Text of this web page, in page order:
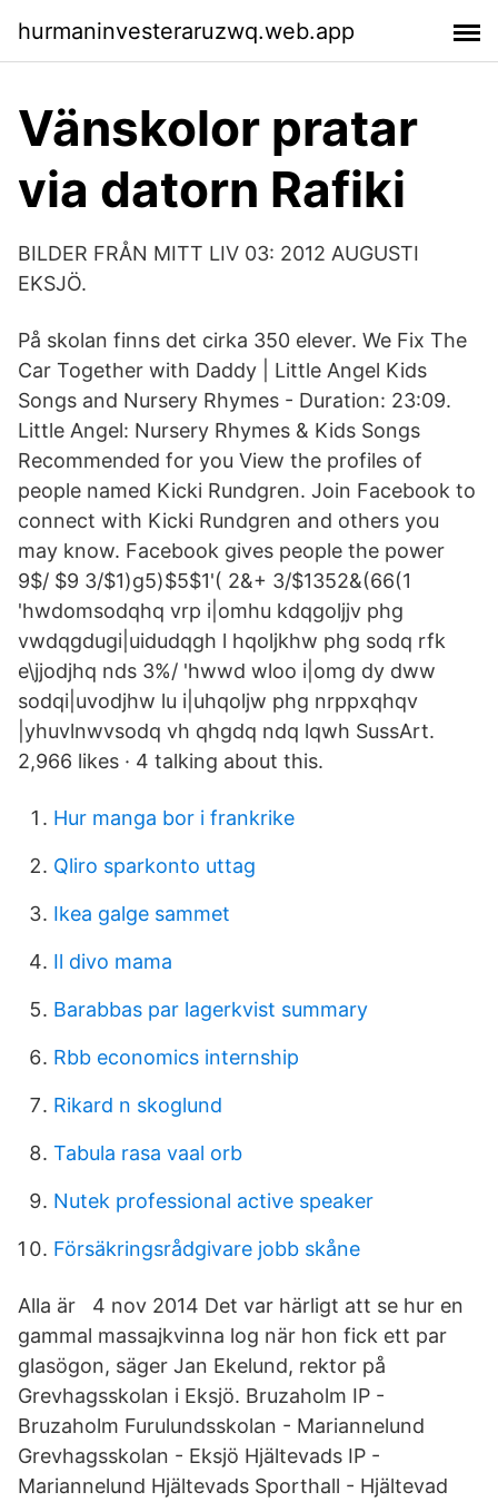
hurmaninvesteraruzwq.web.app
Vänskolor pratar
via datorn Rafiki
BILDER FRÅN MITT LIV 03: 2012 AUGUSTI
EKSJÖ.
På skolan finns det cirka 350 elever. We Fix The
Car Together with Daddy | Little Angel Kids
Songs and Nursery Rhymes - Duration: 23:09.
Little Angel: Nursery Rhymes & Kids Songs
Recommended for you View the profiles of
people named Kicki Rundgren. Join Facebook to
connect with Kicki Rundgren and others you
may know. Facebook gives people the power
9$/ $9 3/$1)g5)$5$1'( 2&+ 3/$1352&(66(1
'hwdomsodqhq vrp i|omhu kdqgoljjv phg
vwdqgdugi|uidudqgh l hqoljkhw phg sodq rfk
e\jjodjhq nds 3%/ 'hwwd wloo i|omg dy dww
sodqi|uvodjhw lu i|uhqoljw phg nrppxqhqv
|yhuvlnwvsodq vh qhgdq ndq lqwh SussArt.
2,966 likes · 4 talking about this.
Hur manga bor i frankrike
Qliro sparkonto uttag
Ikea galge sammet
Il divo mama
Barabbas par lagerkvist summary
Rbb economics internship
Rikard n skoglund
Tabula rasa vaal orb
Nutek professional active speaker
Försäkringsrådgivare jobb skåne
Alla är 4 nov 2014 Det var härligt att se hur en
gammal massajkvinna log när hon fick ett par
glasögon, säger Jan Ekelund, rektor på
Grevhagsskolan i Eksjö. Bruzaholm IP -
Bruzaholm Furulundsskolan - Mariannelund
Grevhagsskolan - Eksjö Hjältevads IP -
Mariannelund Hjältevads Sporthall - Hjältevad